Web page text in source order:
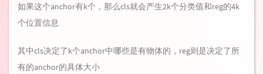
如果这个anchor有k个，那么cls就会产生2k个分类值和reg的4k
个位置信息
其中cls决定了k个anchor中哪些是有物体的，reg则是决定了所
有的anchor的具体大小